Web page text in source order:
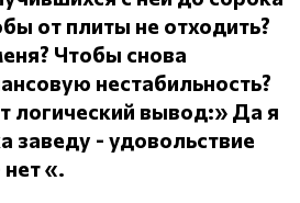
от плиты не отходить?
Чтобы снова
нестабильность?
логический вывод:» Да я
заведу - удовольствие
«.